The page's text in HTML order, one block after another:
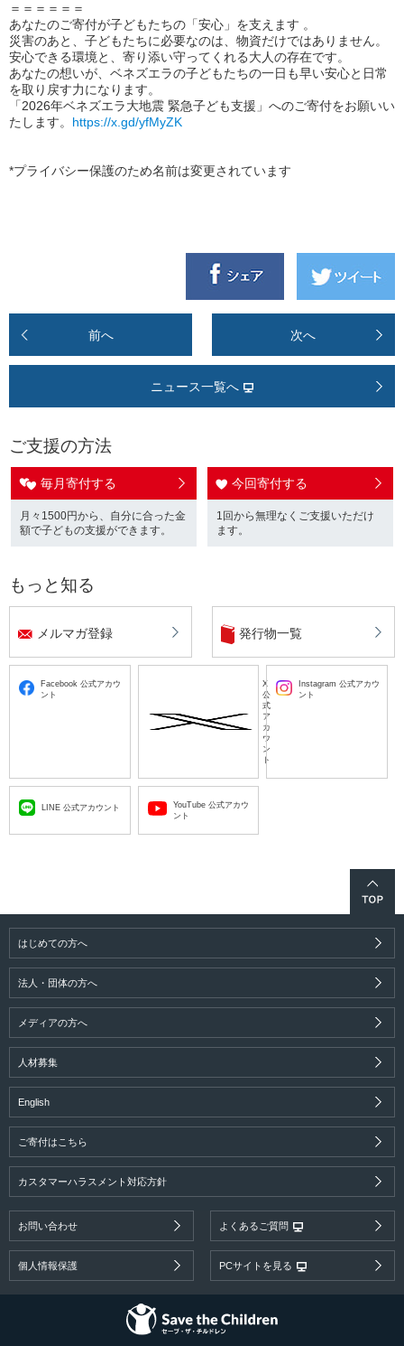
＝＝＝＝＝＝
あなたのご寄付が子どもたちの「安心」を支えます 。
災害のあと、子どもたちに必要なのは、物資だけではありません。
安心できる環境と、寄り添い守ってくれる大人の存在です。
あなたの想いが、ベネズエラの子どもたちの一日も早い安心と日常
を取り戻す力になります。
「2026年ベネズエラ大地震 緊急子ども支援」へのご寄付をお願いい
たします。 https://x.gd/yfMyZK
*プライバシー保護のため名前は変更されています
前へ 次へ
ニュース一覧へ
ご支援の方法
毎月寄付する
月々1500円から、自分に合った金
額で子どもの支援ができます。
今回寄付する
1回から無理なくご支援いただけ
ます。
もっと知る
メルマガ登録 発行物一覧
Facebook 公式アカウ
ント
X
公
式
ア
カ
ウ
ン
ト
Instagram 公式アカウ
ント
LINE 公式アカウント
YouTube 公式アカウ
ント
はじめての方へ
法人・団体の方へ
メディアの方へ
人材募集
English
ご寄付はこちら
カスタマーハラスメント対応方針
お問い合わせ よくあるご質問
個人情報保護 PCサイトを見る